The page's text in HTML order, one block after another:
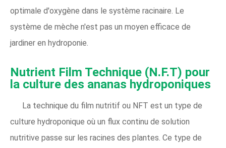
optimale d'oxygène dans le système racinaire. Le
système de mèche n'est pas un moyen efficace de
jardiner en hydroponie.
Nutrient Film Technique (N.F.T) pour
la culture des ananas hydroponiques
La technique du film nutritif ou NFT est un type de
culture hydroponique où un flux continu de solution
nutritive passe sur les racines des plantes. Ce type de